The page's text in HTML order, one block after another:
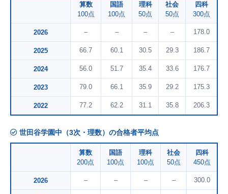
算数
100点
国語
100点
理科
50点
社会
50点
四科
300点
2026 – – – – 178.0
2025 66.7 60.1 30.5 29.3 186.7
2024 56.0 51.7 35.4 33.6 176.7
2023 79.0 66.1 35.9 29.2 175.3
2022 77.2 62.2 31.1 35.8 206.3
世田谷学園中（3次・理数）の合格者平均点
算数
200点
国語
100点
理科
100点
社会
50点
四科
450点
2026 – – – – 300.0